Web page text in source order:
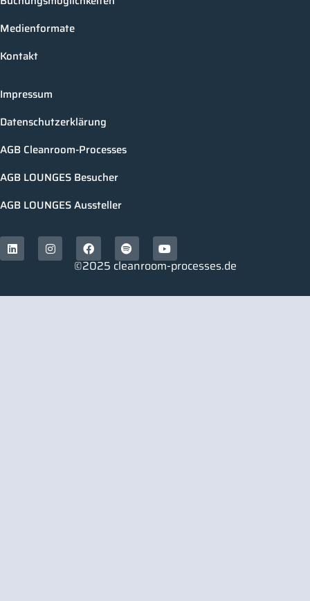
Medienformate
Kontakt
Impressum
Datenschutzerklärung
AGB Cleanroom-Processes
AGB LOUNGES Besucher
AGB LOUNGES Aussteller
©2025 cleanroom-processes.de